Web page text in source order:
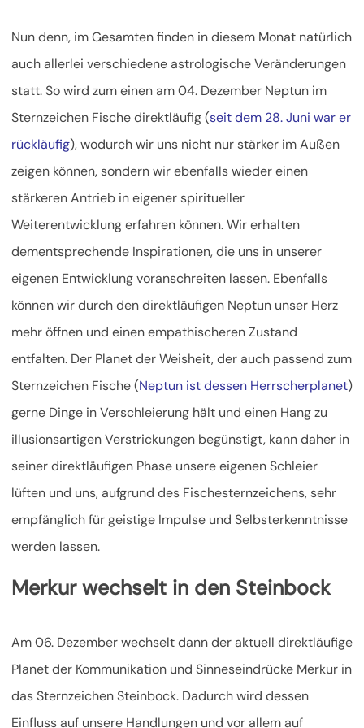
Nun denn, im Gesamten finden in diesem Monat natürlich
auch allerlei verschiedene astrologische Veränderungen
statt. So wird zum einen am 04. Dezember Neptun im
Sternzeichen Fische direktläufig (seit dem 28. Juni war er
rückläufig), wodurch wir uns nicht nur stärker im Außen
zeigen können, sondern wir ebenfalls wieder einen
stärkeren Antrieb in eigener spiritueller
Weiterentwicklung erfahren können. Wir erhalten
dementsprechende Inspirationen, die uns in unserer
eigenen Entwicklung voranschreiten lassen. Ebenfalls
können wir durch den direktläufigen Neptun unser Herz
mehr öffnen und einen empathischeren Zustand
entfalten. Der Planet der Weisheit, der auch passend zum
Sternzeichen Fische (Neptun ist dessen Herrscherplanet)
gerne Dinge in Verschleierung hält und einen Hang zu
illusionsartigen Verstrickungen begünstigt, kann daher in
seiner direktläufigen Phase unsere eigenen Schleier
lüften und uns, aufgrund des Fischesternzeichens, sehr
empfänglich für geistige Impulse und Selbsterkenntnisse
werden lassen.
Merkur wechselt in den Steinbock
Am 06. Dezember wechselt dann der aktuell direktläufige
Planet der Kommunikation und Sinneseindrücke Merkur in
das Sternzeichen Steinbock. Dadurch wird dessen
Einfluss auf unsere Handlungen und vor allem auf